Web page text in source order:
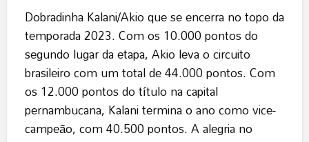
Dobradinha Kalani/Akio que se encerra no topo da
temporada 2023. Com os 10.000 pontos do
segundo lugar da etapa, Akio leva o circuito
brasileiro com um total de 44.000 pontos. Com
os 12.000 pontos do título na capital
pernambucana, Kalani termina o ano como vice-
campeão, com 40.500 pontos. A alegria no